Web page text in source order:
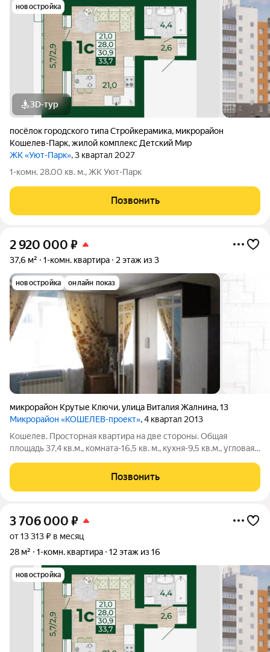
новостройка
3D-тур
посёлок городского типа Стройкерамика, микрорайон
Кошелев-Парк,жилой комплекс Детский Мир
ЖК «Уют-Парк», 3 квартал 2027
1-комн. 28.00 кв. м., ЖК Уют-Парк
Позвонить
2 920 000 ₽
37,6 м² 1-комн. квартира 2 этаж из 3
новостройка онлайн показ
микрорайон Крутые Ключи,улица Виталия Жалнина,13
Микрорайон «КОШЕЛЕВ-проект», 4 квартал 2013
Кошелев. Просторная квартира на две стороны. Общая
площадь 37,4 кв.м., комната-16,5 кв. м., кухня-9,5 кв.м., угловая, ,
электроэнергии, воды, котел отопления, входная
металлическая дверь. Экологически
Позвонить
3 706 000 ₽
от 13 313 ₽ в месяц
28 м²
1-комн. квартира 12 этаж из 16
новостройка